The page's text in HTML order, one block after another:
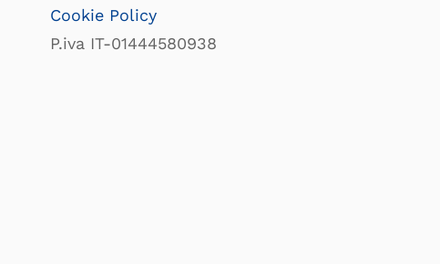
Cookie Policy
P.iva IT-01444580938